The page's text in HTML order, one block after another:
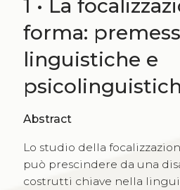
1 • La
forma:
linguistiche e
Abstract
Lo studio della
può prescindere da una
costrutti chiave nella